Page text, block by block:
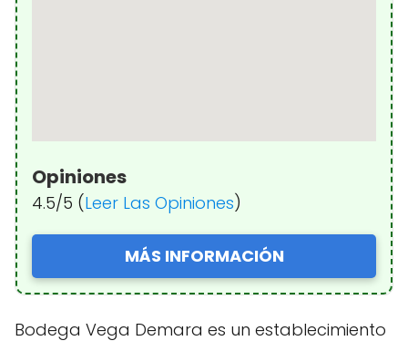
Opiniones
4.5/5 (Leer Las Opiniones)
MÁS INFORMACIÓN
Bodega Vega Demara es un establecimiento